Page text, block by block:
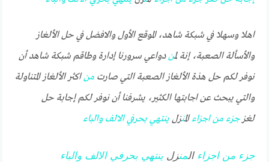
اهلا وسهلا في شبكة شاهد،الموقع الأول والافضل في حل الألغاز
والأسألة الصعبة، إنة لمندواعي سرورنا إدارة وطاقم شبكة شاهد أن
نوفر لكم حل هذة الألغاز الصعبة التي صارتمناكثر الألغاز المتناولة
والتي يبحث عن اجابتها الكثير، يشرفنا أن نوفر لكم إجابة حل
لغزجزء من اجزاءالمنزلينتهي بحرفي الالف والباء
جزء من اجزاء المنزلينتهي بحرفي الالف والباء